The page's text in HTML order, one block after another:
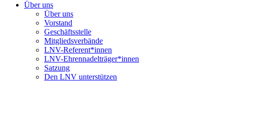
Über uns
Über uns
Vorstand
Geschäftsstelle
Mitgliedsverbände
LNV-Referent*innen
LNV-Ehrennadelträger*innen
Satzung
Den LNV unterstützen